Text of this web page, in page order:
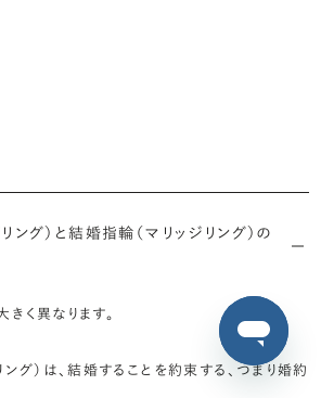
ング）と結婚指輪（マリッジリング）の
く異なります。
グ）は、結婚することを約束する、つまり婚約